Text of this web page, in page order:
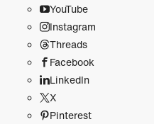
YouTube
Instagram
Threads
Facebook
LinkedIn
X
Pinterest